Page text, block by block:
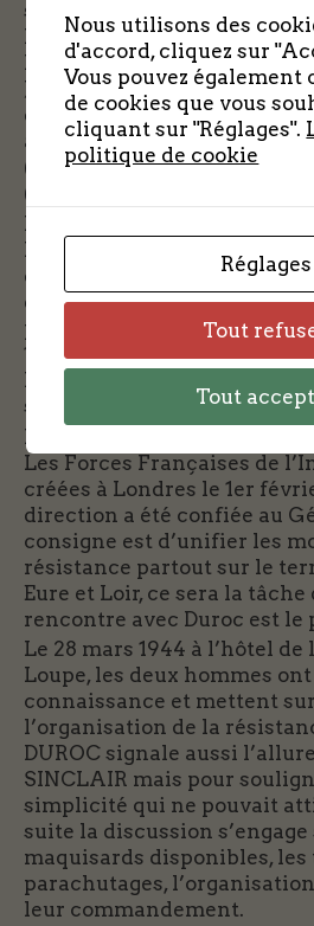
sans attirer l’attention de la
leurs nombreux
le département.
Jarry repart satisfait de
désormais l’Eure et Loir est
avec Herbelin (DUROC) aux
(Pierre Legrand) aux
(SINCLAIR) à l’organisation.
La rencontre de Sinclair
Loupe fonde l’organisation
des groupes d’Eure et Loir.
éparses se déroulent sur le
parachutages interrompus
1943 doivent reprendre. Il
les champs d’action de
surtout mettre en place une
politico-militaire que
Les Forces Françaises de
créées à Londres le 1er
direction a été confiée au
consigne est d’unifier les
résistance partout sur le
Eure et Loir, ce sera la
rencontre avec Duroc est le
Le 28 mars 1944 à l’hôtel de
Loupe, les deux hommes
connaissance et mettent
l’organisation de la
DUROC signale aussi
SINCLAIR mais pour
simplicité qui ne pouvait
suite la discussion
maquisards disponibles,
parachutages,
leur commandement.
Nous utilisons des
d'accord, cliquez sur
Vous pouvez
de cookies que vous
cliquant sur "Réglages".
politique de cookie
Réglages
Tout
Tout